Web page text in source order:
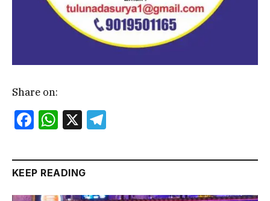
Share on:
Facebook
WhatsApp
X
KEEP READING